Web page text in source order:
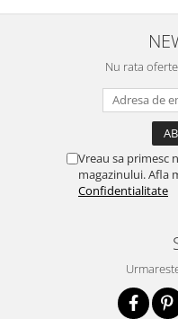
Nu rata
Vreau sa primesc
magazinului. Afla
Confidentialitate